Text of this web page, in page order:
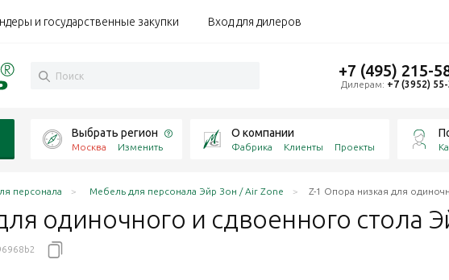
и государственные закупки Вход для дилеров
+7 (495) 215-
Дилерам: +7 (3952)
Выбрать регион
Москва Изменить
О компании
Фабрика Клиенты Проекты
персонала Мебель для персонала Эйр Зон / Air Zone Z-1 Опора низкая для
одиночного и сдвоенного стола